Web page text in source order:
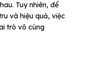
Tuy nhiên, để
và hiệu quả, việc
trò vô cùng